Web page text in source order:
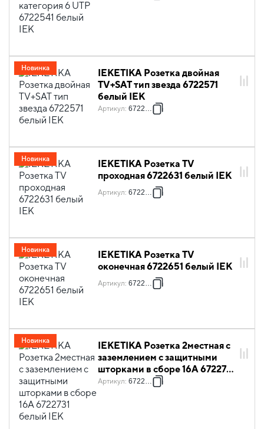
IEKETIKA Розетка двойная
TV+SAT тип звезда 6722571
белый IEK
Артикул: 6722571
Новинка
IEKETIKA Розетка TV
проходная 6722631 белый IEK
Артикул: 6722631
Новинка
IEKETIKA Розетка TV
оконечная 6722651 белый IEK
Артикул: 6722651
Новинка
IEKETIKA Розетка 2местная с
заземлением с защитными
шторками в сборе 16А 6722731
белый IEK
Артикул: 6722731
Новинка